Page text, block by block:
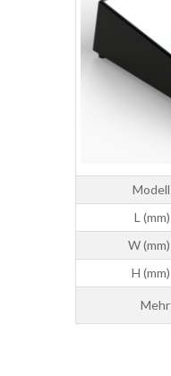
Modell
L (mm)
W (mm)
H (mm)
Mehr